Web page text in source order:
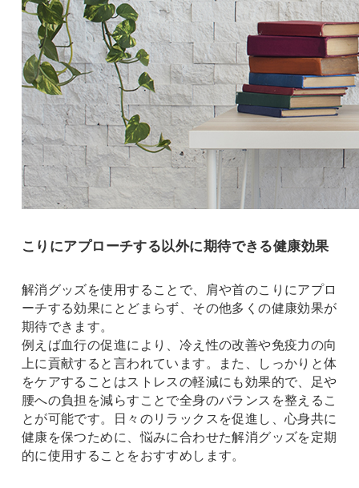
こりにアプローチする以外に期待できる健康効果
解消グッズを使用することで、肩や首のこりにアプロ
ーチする効果にとどまらず、その他多くの健康効果が
期待できます。
例えば血行の促進により、冷え性の改善や免疫力の向
上に貢献すると言われています。また、しっかりと体
をケアすることはストレスの軽減にも効果的で、足や
腰への負担を減らすことで全身のバランスを整えるこ
とが可能です。日々のリラックスを促進し、心身共に
健康を保つために、悩みに合わせた解消グッズを定期
的に使用することをおすすめします。